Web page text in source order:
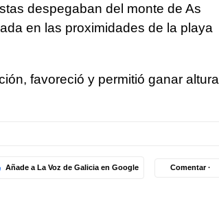
despegaban del monte de As
en las proximidades de la playa
favoreció y permitió ganar altura
Añade a La Voz de Galicia en Google Comentar ·